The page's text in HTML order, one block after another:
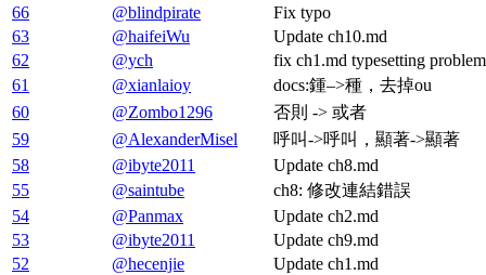
66
@blindpirate
Fix typo
63
@haifeiWu
Update ch10.md
62
@ych
fix ch1.md typesetting problem
61
@xianlaioy
docs:鍾–>種，去掉ou
60
@Zombo1296
否則 -> 或者
59
@AlexanderMisel
呼叫->呼叫，顯著->顯著
58
@ibyte2011
Update ch8.md
55
@saintube
ch8: 修改連結錯誤
54
@Panmax
Update ch2.md
53
@ibyte2011
Update ch9.md
52
@hecenjie
Update ch1.md